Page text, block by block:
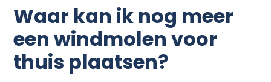
Waar kan ik nog meer
een windmolen voor
thuis plaatsen?